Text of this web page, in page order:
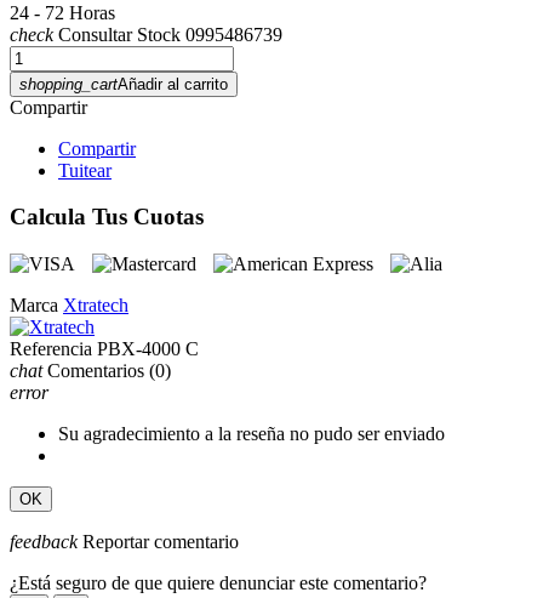
24 - 72 Horas
checkConsultar Stock 0995486739
shopping_cartAñadir al carrito
Compartir
Compartir
Tuitear
Calcula Tus Cuotas
Marca Xtratech
Referencia PBX-4000 C
chat Comentarios (0)
error
Su agradecimiento a la reseña no pudo ser enviado
OK
feedback Reportar comentario
¿Está seguro de que quiere denunciar este comentario?